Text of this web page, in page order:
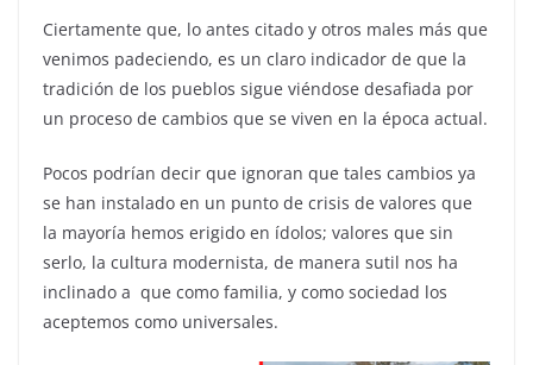
Ciertamente que, lo antes citado y otros males más que
venimos padeciendo, es un claro indicador de que la
tradición de los pueblos sigue viéndose desafiada por
un proceso de cambios que se viven en la época actual.
Pocos podrían decir que ignoran que tales cambios ya
se han instalado en un punto de crisis de valores que
la mayoría hemos erigido en ídolos; valores que sin
serlo, la cultura modernista, de manera sutil nos ha
inclinado a que como familia, y como sociedad los
aceptemos como universales.